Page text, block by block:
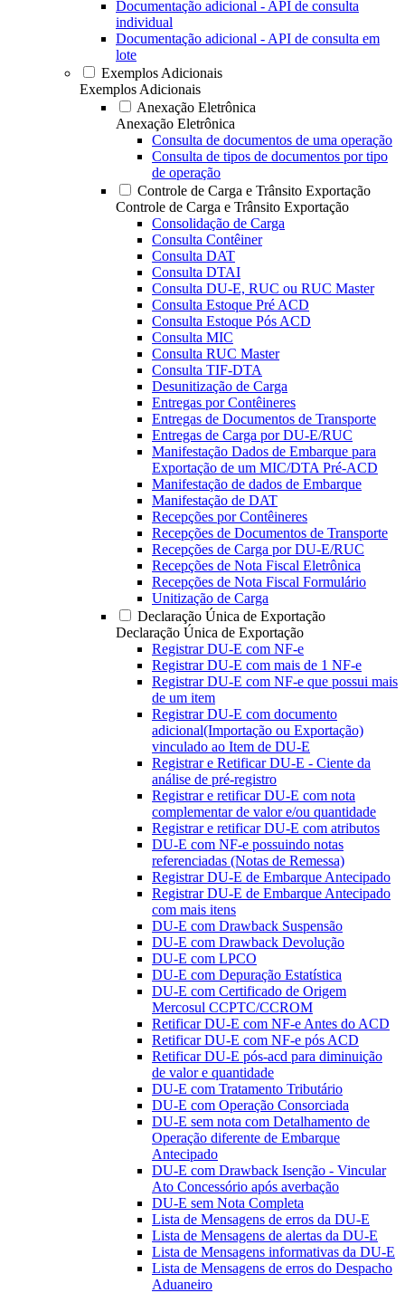
Documentação adicional - API de consulta
individual
Documentação adicional - API de consulta em
lote
Exemplos Adicionais
Exemplos Adicionais
Anexação Eletrônica
Anexação Eletrônica
Consulta de documentos de uma operação
Consulta de tipos de documentos por tipo
de operação
Controle de Carga e Trânsito Exportação
Controle de Carga e Trânsito Exportação
Consolidação de Carga
Consulta Contêiner
Consulta DAT
Consulta DTAI
Consulta DU-E, RUC ou RUC Master
Consulta Estoque Pré ACD
Consulta Estoque Pós ACD
Consulta MIC
Consulta RUC Master
Consulta TIF-DTA
Desunitização de Carga
Entregas por Contêineres
Entregas de Documentos de Transporte
Entregas de Carga por DU-E/RUC
Manifestação Dados de Embarque para
Exportação de um MIC/DTA Pré-ACD
Manifestação de dados de Embarque
Manifestação de DAT
Recepções por Contêineres
Recepções de Documentos de Transporte
Recepções de Carga por DU-E/RUC
Recepções de Nota Fiscal Eletrônica
Recepções de Nota Fiscal Formulário
Unitização de Carga
Declaração Única de Exportação
Declaração Única de Exportação
Registrar DU-E com NF-e
Registrar DU-E com mais de 1 NF-e
Registrar DU-E com NF-e que possui mais
de um item
Registrar DU-E com documento
adicional(Importação ou Exportação)
vinculado ao Item de DU-E
Registrar e Retificar DU-E - Ciente da
análise de pré-registro
Registrar e retificar DU-E com nota
complementar de valor e/ou quantidade
Registrar e retificar DU-E com atributos
DU-E com NF-e possuindo notas
referenciadas (Notas de Remessa)
Registrar DU-E de Embarque Antecipado
Registrar DU-E de Embarque Antecipado
com mais itens
DU-E com Drawback Suspensão
DU-E com Drawback Devolução
DU-E com LPCO
DU-E com Depuração Estatística
DU-E com Certificado de Origem
Mercosul CCPTC/CCROM
Retificar DU-E com NF-e Antes do ACD
Retificar DU-E com NF-e pós ACD
Retificar DU-E pós-acd para diminuição
de valor e quantidade
DU-E com Tratamento Tributário
DU-E com Operação Consorciada
DU-E sem nota com Detalhamento de
Operação diferente de Embarque
Antecipado
DU-E com Drawback Isenção - Vincular
Ato Concessório após averbação
DU-E sem Nota Completa
Lista de Mensagens de erros da DU-E
Lista de Mensagens de alertas da DU-E
Lista de Mensagens informativas da DU-E
Lista de Mensagens de erros do Despacho
Aduaneiro